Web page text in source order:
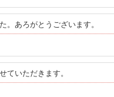
。あろがとうございます。
ていただきます。